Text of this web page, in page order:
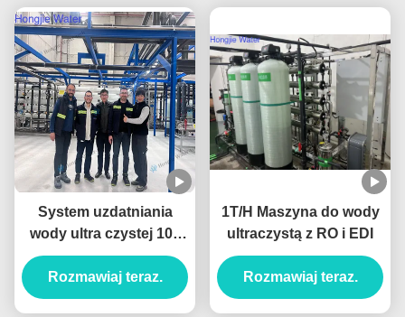
System uzdatniania
wody ultra czystej 100
m3/h, przemysłowy filtr
wody z jednostkami
UF+RO+EDI
Rozmawiaj teraz.
1T/H Maszyna do wody
ultraczystą z RO i EDI
Rozmawiaj teraz.